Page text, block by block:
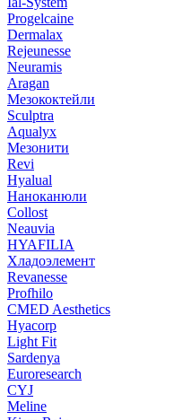
Progelcaine
Dermalax
Rejeunesse
Neuramis
Aragan
Мезококтейли
Sculptra
Aqualyx
Мезонити
Revi
Hyalual
Наноканюли
Collost
Neauvia
HYAFILIA
Хладоэлемент
Revanesse
Profhilo
CMED Aesthetics
Hyacorp
Light Fit
Sardenya
Euroresearch
CYJ
Meline